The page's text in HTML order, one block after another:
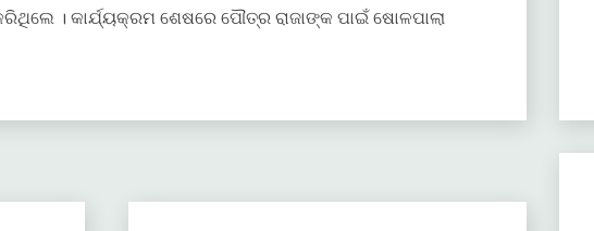
। କାର୍ଯ୍ୟକ୍ରମ ଶେଷରେ ପୌତ୍ର ରାଜାଙ୍କ ପାଇଁ ଷୋଳପାଲା